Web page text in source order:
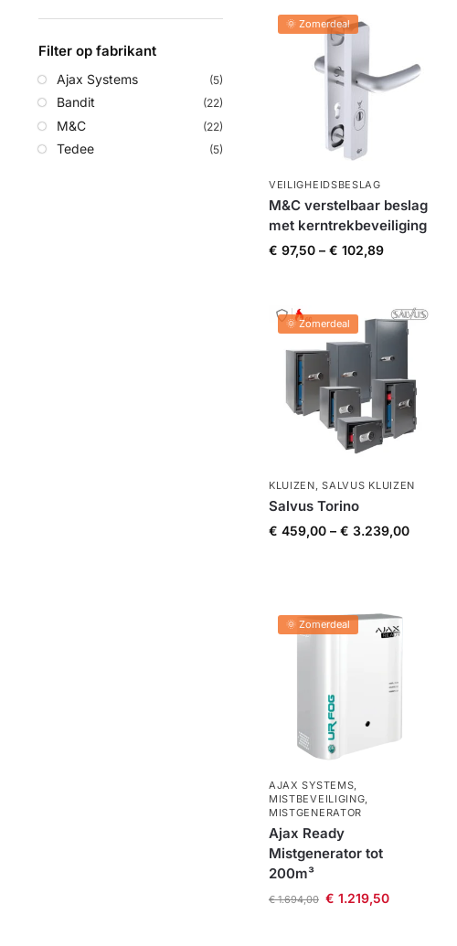
🌞 Zomerdeal
VEILIGHEIDSBESLAG
M&C verstelbaar beslag
met kerntrekbeveiliging
€ 97,50 – € 102,89
🌞 Zomerdeal
KLUIZEN ,SALVUS KLUIZEN
Salvus Torino
€ 459,00 – € 3.239,00
🌞 Zomerdeal
AJAX SYSTEMS,
MISTBEVEILIGING,
MISTGENERATOR
Ajax Ready
Mistgenerator tot
200m³
€1.694,00 € 1.219,50
Filter op fabrikant
Ajax Systems (5)
Bandit (22)
M&C (22)
Tedee (5)